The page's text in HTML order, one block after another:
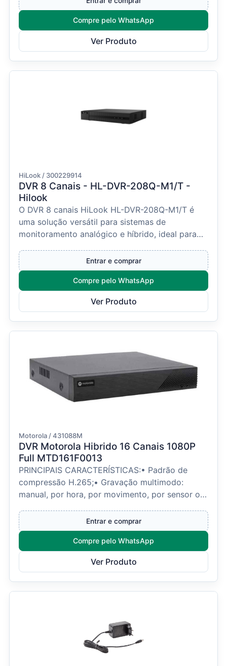
Compre pelo WhatsApp
Ver Produto
HiLook / 300229914
DVR 8 Canais - HL-DVR-208Q-M1/T -
Hilook
O DVR 8 canais HiLook HL-DVR-208Q-M1/T é
uma solução versátil para sistemas de
monitoramento analógico e híbrido, ideal para
Entrar e comprar
Compre pelo WhatsApp
Ver Produto
Motorola / 431088M
DVR Motorola Hibrido 16 Canais 1080P
Full MTD161F0013
PRINCIPAIS CARACTERÍSTICAS:• Padrão de
compressão H.265;• Gravação multimodo:
manual, por hora, por movimento, por sensor ou
Entrar e comprar
Compre pelo WhatsApp
Ver Produto